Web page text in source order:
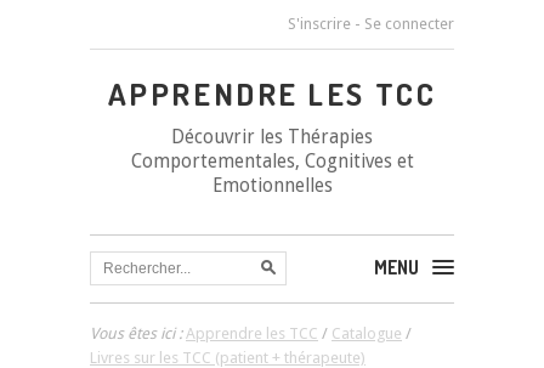
S'inscrire - Se connecter
APPRENDRE LES TCC
Découvrir les Thérapies
Comportementales, Cognitives et
Emotionnelles
MENU
Vous êtes ici :Apprendre les TCC / Catalogue /
Livres sur les TCC (patient + thérapeute)